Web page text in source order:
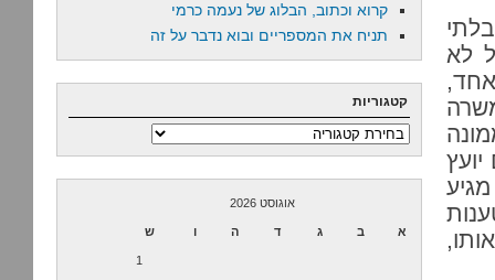
לא
קרוא וכתוב, הבלוג של נעמה כרמי
תניח את המספריים ובוא נדבר על זה
קטגוריות
קטגוריות
אוגוסט 2026
א ב ג ד ה ו ש
1